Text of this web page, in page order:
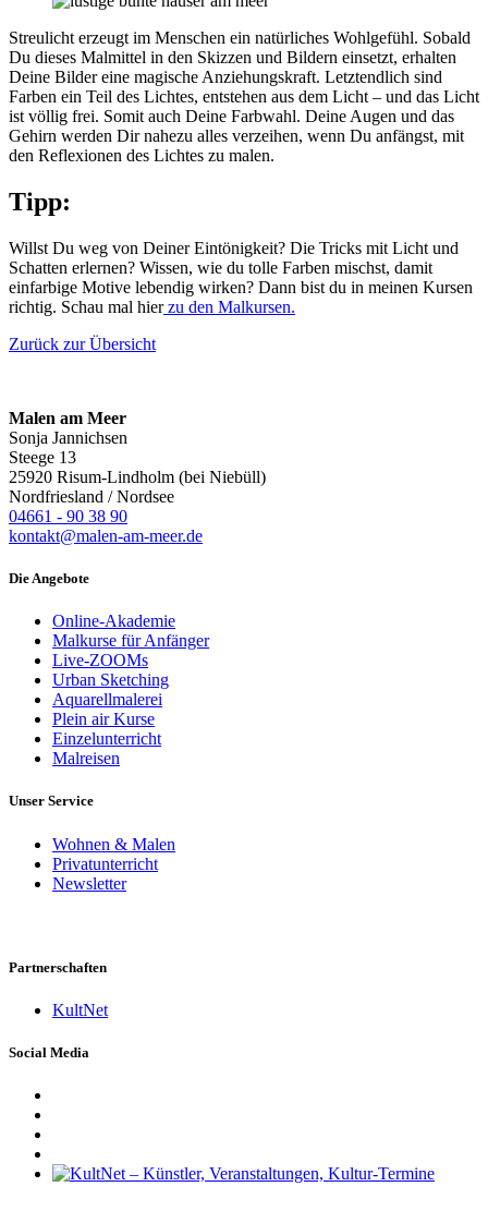
Streulicht erzeugt im Menschen ein natürliches Wohlgefühl. Sobald
Du dieses Malmittel in den Skizzen und Bildern einsetzt, erhalten
Deine Bilder eine magische Anziehungskraft. Letztendlich sind
Farben ein Teil des Lichtes, entstehen aus dem Licht – und das Licht
ist völlig frei. Somit auch Deine Farbwahl. Deine Augen und das
Gehirn werden Dir nahezu alles verzeihen, wenn Du anfängst, mit
den Reflexionen des Lichtes zu malen.
Tipp:
Willst Du weg von Deiner Eintönigkeit? Die Tricks mit Licht und
Schatten erlernen? Wissen, wie du tolle Farben mischst, damit
einfarbige Motive lebendig wirken? Dann bist du in meinen Kursen
richtig. Schau mal hierzu den Malkursen.
Zurück zur Übersicht
Malen am Meer
Sonja Jannichsen
Steege 13
25920 Risum-Lindholm (bei Niebüll)
Nordfriesland / Nordsee
04661 - 90 38 90
kontakt@malen-am-meer.de
Die Angebote
Online-Akademie
Malkurse für Anfänger
Live-ZOOMs
Urban Sketching
Aquarellmalerei
Plein air Kurse
Einzelunterricht
Malreisen
Unser Service
Wohnen & Malen
Privatunterricht
Newsletter
Partnerschaften
KultNet
Social Media